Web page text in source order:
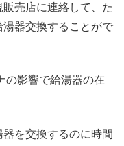
売店に連絡して、た
器交換することがで
の影響で給湯器の在
を交換するのに時間